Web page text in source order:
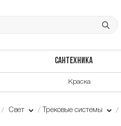
САНТЕХНИКА
Краска
Свет Трековые системы